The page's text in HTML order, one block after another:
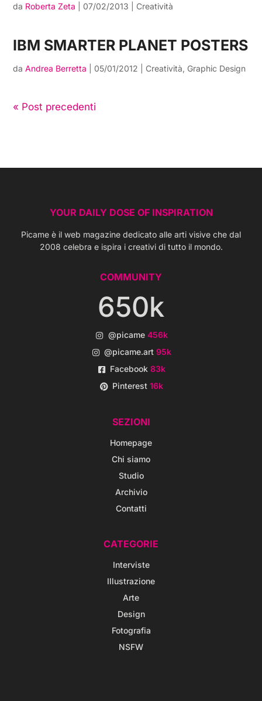
da Roberta Zeta 07/02/2013 Creatività
IBM SMARTER PLANET POSTERS
daAndrea Berretta 05/01/2012 Creatività, Graphic Design
« Post precedenti
YOUR DAILY DOSE OF INSPIRATION
Picame è il web magazine dedicato alle arti visive che dal
2008 celebra e ispira i creativi di tutto il mondo.
COMMUNITY
650k
@picame 456k
@picame.art95k
Facebook83k
Pinterest16k
SEZIONI
Homepage
Chi siamo
Studio
Archivio
Contatti
CATEGORIE
Interviste
Illustrazione
Arte
Design
Fotografia
NSFW